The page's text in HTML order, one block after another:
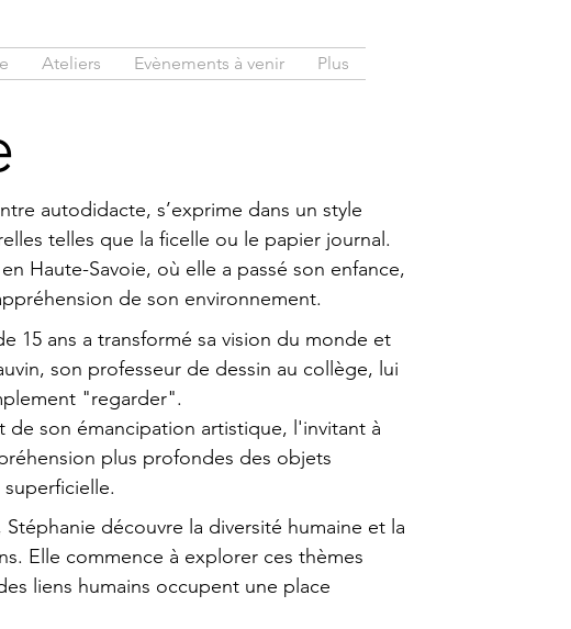
Ateliers Evènements à venir Plus
autodidacte, s’exprime dans un style
telles que la ficelle ou le papier journal.
Haute-Savoie, où elle a passé son enfance,
de son environnement.
15 ans a transformé sa vision du monde et
son professeur de dessin au collège, lui
"regarder".
son émancipation artistique, l'invitant à
plus profondes des objets
découvre la diversité humaine et la
Elle commence à explorer ces thèmes
liens humains occupent une place